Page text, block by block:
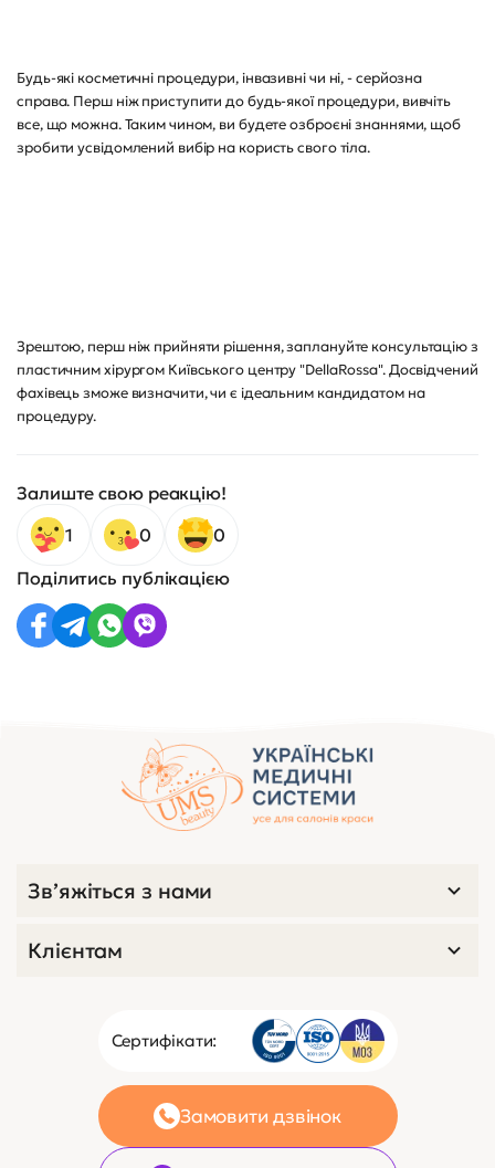
Будь-які косметичні процедури, інвазивні чи ні, - серйозна
справа. Перш ніж приступити до будь-якої процедури, вивчіть
все, що можна. Таким чином, ви будете озброєні знаннями, щоб
зробити усвідомлений вибір на користь свого тіла.
Зрештою, перш ніж прийняти рішення, заплануйте консультацію з
пластичним хірургом Київського центру "DellaRossa". Досвідчений
фахівець зможе визначити, чи є ідеальним кандидатом на
процедуру.
Залиште свою реакцію!
1
0
0
Поділитись публікацією
Сертифікати:
Замовити дзвінок
Зв’яжіться з нами
Клієнтам